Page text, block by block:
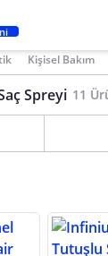
Kişisel Bakım
Spreyi 11